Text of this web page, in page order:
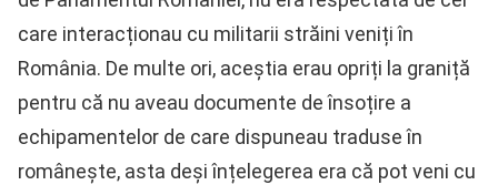
care interacționau cu militarii străini veniți în
România. De multe ori, aceștia erau opriți la graniță
pentru că nu aveau documente de însoțire a
echipamentelor de care dispuneau traduse în
românește, asta deși înțelegerea era că pot veni cu